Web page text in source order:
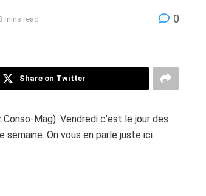
mins read 0
Share on Twitter
Mag). Vendredi c’est le jour des
On vous en parle juste ici.